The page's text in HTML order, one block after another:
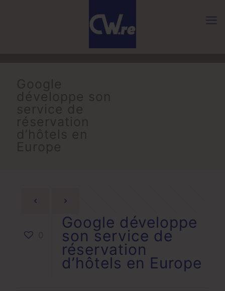
Google développe
son service de
réservation
d’hôtels en Europe